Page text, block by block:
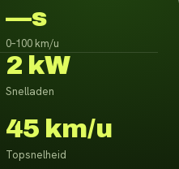
—s
0–100 km/u
2 kW
Snelladen
45 km/u
Topsnelheid